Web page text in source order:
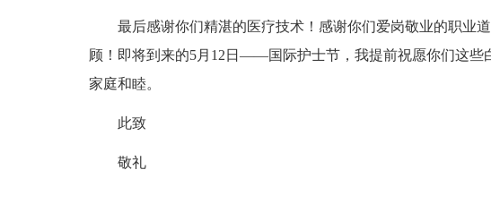
最后感谢你们精湛的医疗技术！感谢你们爱岗敬业的职业
顾！即将到来的5月12日——国际护士节，我提前祝愿你们这些
家庭和睦。
此致
敬礼